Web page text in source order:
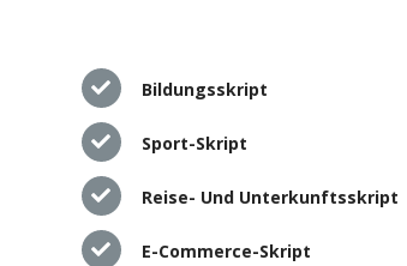
Bildungsskript
Sport-Skript
Reise- Und Unterkunftsskript
E-Commerce-Skript